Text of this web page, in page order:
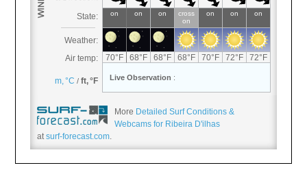
More Detailed Surf Conditions &
Webcams for Ribeira D'ilhas
at surf-forecast.com.